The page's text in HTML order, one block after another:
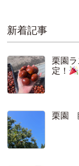
新着記事
栗園
定！
栗園